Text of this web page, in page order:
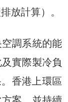
放計算）。
調系統的能
實際製冷負
香港上環區